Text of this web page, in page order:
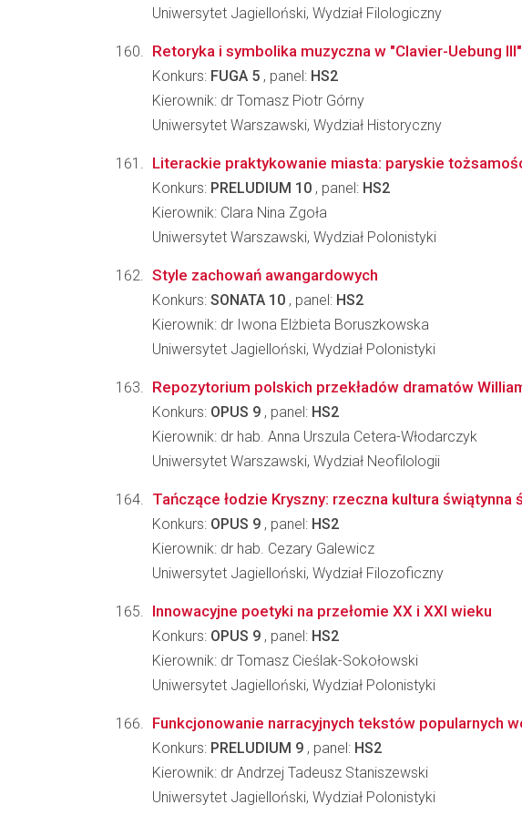
Uniwersytet Jagielloński, Wydział Filologiczny
Retoryka i symbolika muzyczna w "Clavier-Uebung
Konkurs: FUGA 5 , panel: HS2
Kierownik: dr Tomasz Piotr Górny
Uniwersytet Warszawski, Wydział Historyczny
Literackie praktykowanie miasta: paryskie
Konkurs: PRELUDIUM 10 , panel: HS2
Kierownik: Clara Nina Zgoła
Uniwersytet Warszawski, Wydział Polonistyki
Style zachowań awangardowych
Konkurs: SONATA 10 , panel: HS2
Kierownik: dr Iwona Elżbieta Boruszkowska
Uniwersytet Jagielloński, Wydział Polonistyki
Repozytorium polskich przekładów dramatów
Konkurs: OPUS 9 , panel: HS2
Kierownik: dr hab. Anna Urszula Cetera-Włodarczyk
Uniwersytet Warszawski, Wydział Neofilologii
Tańczące łodzie Kryszny: rzeczna kultura
Konkurs: OPUS 9 , panel: HS2
Kierownik: dr hab. Cezary Galewicz
Uniwersytet Jagielloński, Wydział Filozoficzny
Innowacyjne poetyki na przełomie XX i XXI wieku
Konkurs: OPUS 9 , panel: HS2
Kierownik: dr Tomasz Cieślak-Sokołowski
Uniwersytet Jagielloński, Wydział Polonistyki
Funkcjonowanie narracyjnych tekstów popularnych
Konkurs: PRELUDIUM 9 , panel: HS2
Kierownik: dr Andrzej Tadeusz Staniszewski
Uniwersytet Jagielloński, Wydział Polonistyki